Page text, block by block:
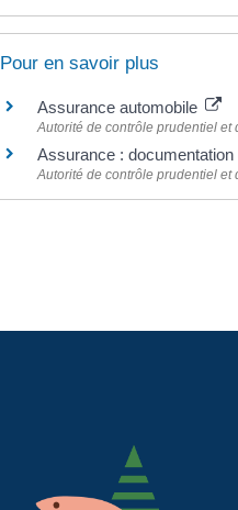
Pour en savoir plus
Assurance automobile
Autorité de contrôle prudentiel et
Assurance :
Autorité de contrôle prudentiel et